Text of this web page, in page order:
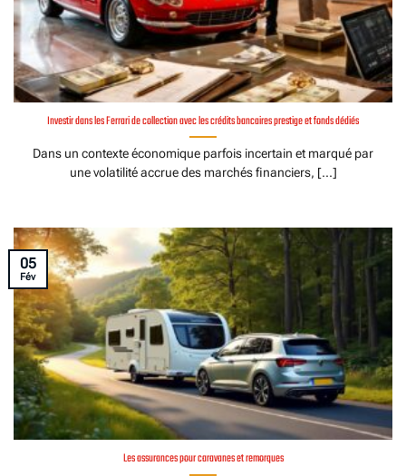
Investir dans les Ferrari de collection avec les crédits bancaires prestige et fonds dédiés
Dans un contexte économique parfois incertain et marqué par
une volatilité accrue des marchés financiers, [...]
Les assurances pour caravanes et remorques
05
Fév